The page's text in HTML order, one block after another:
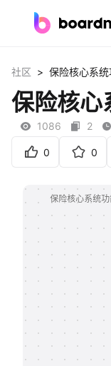
社区资源
下载
私有化部署
客户案例
支持
帮助中心
知识分享社区
社区 > 保险核心系
保险核心
1086 2
0 0